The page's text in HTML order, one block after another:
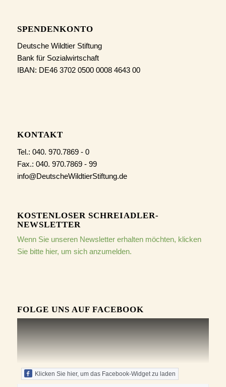
SPENDENKONTO
Deutsche Wildtier Stiftung
Bank für Sozialwirtschaft
IBAN: DE46 3702 0500 0008 4643 00
KONTAKT
Tel.: 040. 970.7869 - 0
Fax.: 040. 970.7869 - 99
info@DeutscheWildtierStiftung.de
KOSTENLOSER SCHREIADLER-
NEWSLETTER
Wenn Sie unseren Newsletter erhalten möchten, klicken
Sie bitte hier, um sich anzumelden.
FOLGE UNS AUF FACEBOOK
Klicken Sie hier, um das Facebook-Widget zu laden